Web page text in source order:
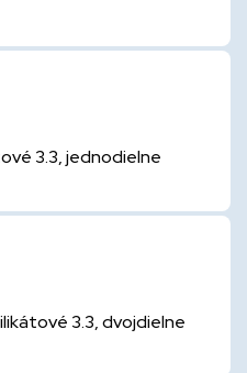
3.3, jednodielne
3.3, dvojdielne